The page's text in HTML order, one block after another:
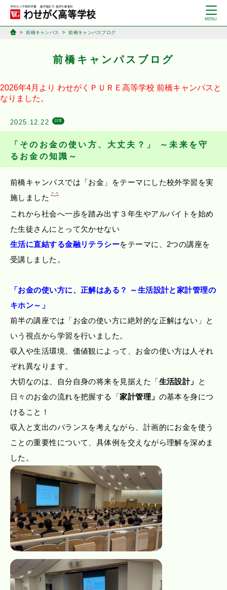
前橋キャンパス 前橋キャンパスブログ
前橋キャンパスブログ
2026年4月より わせがくＰＵＲＥ高等学校 前橋キャンパスと
なりました。
2025.12.22 日常
「そのお金の使い方、大丈夫？」 ～未来を守
るお金の知識～
前橋キャンパスでは「お金」をテーマにした校外学習を実
施しました
これから社会へ一歩を踏み出す３年生やアルバイトを始め
た生徒さんにとって欠かせない
生活に直結する金融リテラシーをテーマに、2つの講座を
受講しました。
「お金の使い方に、正解はある？ ～生活設計と家計管理の
キホン～」
前半の講座では「お金の使い方に絶対的な正解はない」と
いう視点から学習を行いました。
収入や生活環境、価値観によって、お金の使い方は人それ
ぞれ異なります。
大切なのは、自分自身の将来を見据えた「生活設計」
と
日々のお金の流れを把握する「家計管理」 の基本を身につ
けること！
収入と支出のバランスを考えながら、計画的にお金を使う
ことの重要性について、具体例を交えながら理解を深めま
した。